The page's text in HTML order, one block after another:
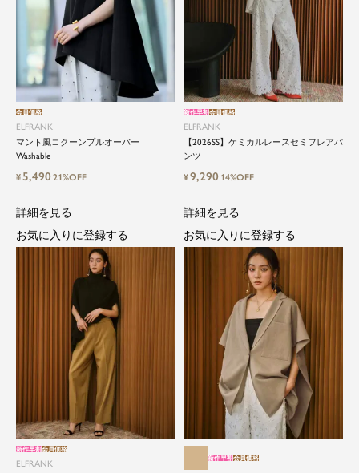
ELFRANK
マント風コクーンプルオーバー
Washable
会員価格
¥5,49021%OFF
ELFRANK
【2026SS】ケミカルレースセミフレアパ
ンツ
新作早割会員価格
¥9,290 14%OFF
ELFRANK
新作早割会員価格
詳細を見る
お気に入りに登録する
新作早割会員価格
詳細を見る
お気に入りに登録する